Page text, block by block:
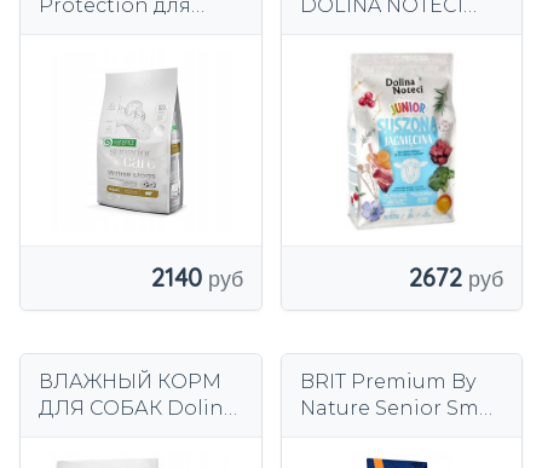
Protection для
2140
DOLINA NOTECI
для собак и
щенков 4 кг
2672
ВЛАЖНЫЙ КОРМ
ДЛЯ СОБАК Dolina
говядиной,
BRIT Premium By
Nature Senior Small
Курица 15 кг